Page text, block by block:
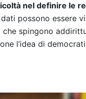
nel definire le
possono essere
spingono
l’idea di